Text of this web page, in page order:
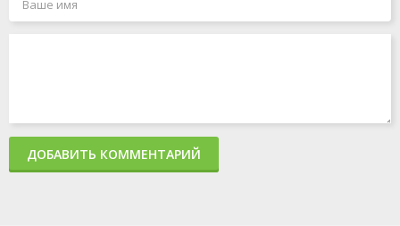
ДОБАВИТЬ КОММЕНТАРИЙ